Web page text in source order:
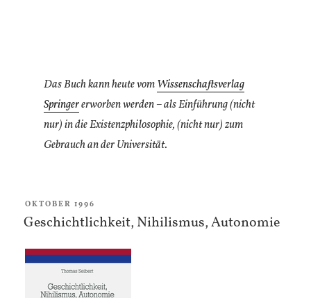
Das Buch kann heute vomWissenschaftsverlag
Springererworben werden – als Einführung (nicht
nur) in die Existenzphilosophie, (nicht nur) zum
Gebrauch an der Universität.
VERÖFFENTLICHT
AM
OKTOBER 1996
Geschichtlichkeit, Nihilismus, Autonomie